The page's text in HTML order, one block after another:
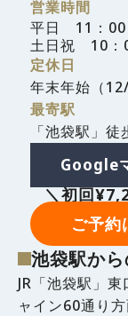
営業時間
平日 11：00
土日祝 10：
定休日
年末年始（
最寄駅
「池袋駅」徒
Google
＼初回
ご予
池袋駅か
JR「池袋駅」
ャイン60通り